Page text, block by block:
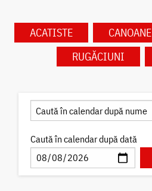
ACATISTE CANOANE
RUGĂCIUNI
Caută în calendar după dată